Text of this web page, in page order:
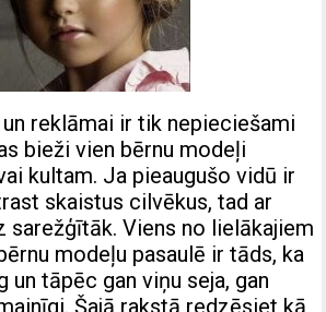
reklāmai ir tik nepieciešami
bieži vien bērnu modeļi
kultam. Ja pieaugušo vidū ir
skaistus cilvēkus, tad ar
sarežģītāk. Viens no lielākajiem
modeļu pasaulē ir tāds, ka
un tāpēc gan viņu seja, gan
Šajā rakstā redzēsiet kā